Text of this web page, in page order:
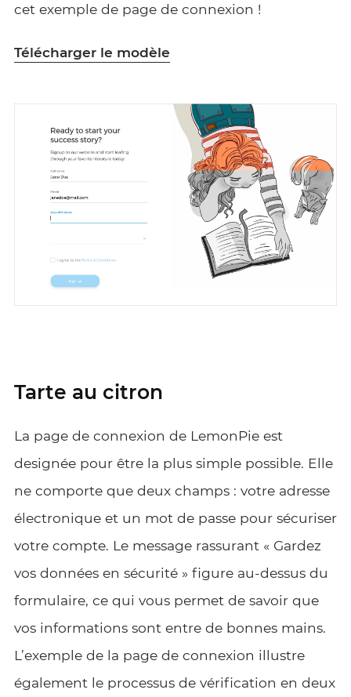
cet exemple de page de connexion !
Télécharger le modèle
Tarte au citron
La page de connexion de LemonPie est
designée pour être la plus simple possible. Elle
ne comporte que deux champs : votre adresse
électronique et un mot de passe pour sécuriser
votre compte. Le message rassurant « Gardez
vos données en sécurité » figure au-dessus du
formulaire, ce qui vous permet de savoir que
vos informations sont entre de bonnes mains.
L’exemple de la page de connexion illustre
également le processus de vérification en deux